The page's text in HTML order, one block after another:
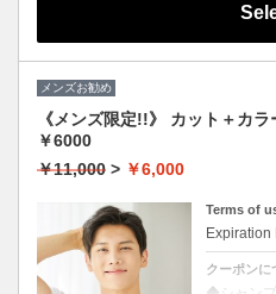
メンズお勧め
《メンズ限定!!》 カット＋カ
￥6000
￥11,000 > ￥6,000
Terms of
Expiration
クーポンに